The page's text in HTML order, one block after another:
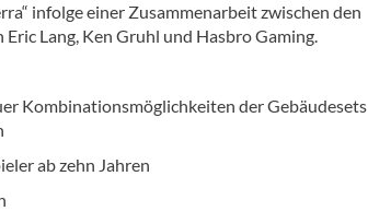
infolge einer Zusammenarbeit zwischen den
Lang, Ken Gruhl und Hasbro Gaming.
Kombinationsmöglichkeiten der Gebäudesets
ab zehn Jahren